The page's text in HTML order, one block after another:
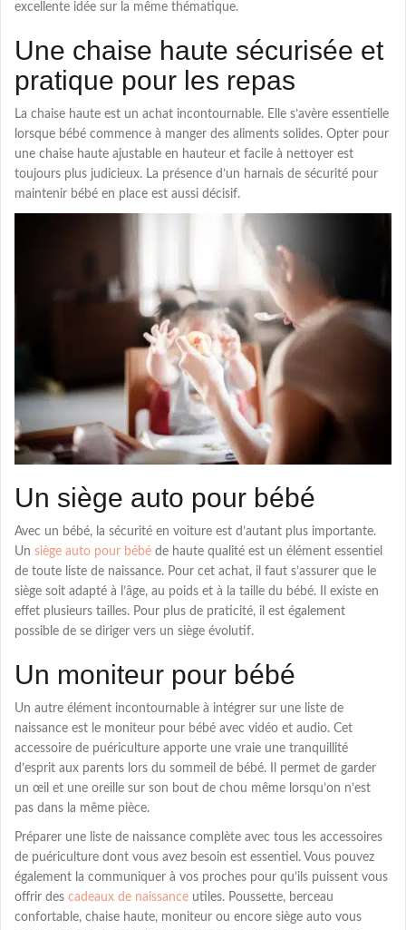
excellente idée sur la même thématique.
Une chaise haute sécurisée et
pratique pour les repas
La chaise haute est un achat incontournable. Elle s’avère essentielle
lorsque bébé commence à manger des aliments solides. Opter pour
une chaise haute ajustable en hauteur et facile à nettoyer est
toujours plus judicieux. La présence d’un harnais de sécurité pour
maintenir bébé en place est aussi décisif.
Un siège auto pour bébé
Avec un bébé, la sécurité en voiture est d’autant plus importante.
Un siège auto pour bébé de haute qualité est un élément essentiel
de toute liste de naissance. Pour cet achat, il faut s’assurer que le
siège soit adapté à l’âge, au poids et à la taille du bébé. Il existe en
effet plusieurs tailles. Pour plus de praticité, il est également
possible de se diriger vers un siège évolutif.
Un moniteur pour bébé
Un autre élément incontournable à intégrer sur une liste de
naissance est le moniteur pour bébé avec vidéo et audio. Cet
accessoire de puériculture apporte une vraie une tranquillité
d’esprit aux parents lors du sommeil de bébé. Il permet de garder
un œil et une oreille sur son bout de chou même lorsqu’on n’est
pas dans la même pièce.
Préparer une liste de naissance complète avec tous les accessoires
de puériculture dont vous avez besoin est essentiel. Vous pouvez
également la communiquer à vos proches pour qu’ils puissent vous
offrir des cadeaux de naissance utiles. Poussette, berceau
confortable, chaise haute, moniteur ou encore siège auto vous